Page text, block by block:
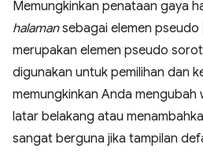
Memungkinkan penataan gaya
halamansebagai elemen pseudo
merupakan elemen pseudo
digunakan untuk pemilihan dan
memungkinkan Anda
latar belakang atau
sangat berguna jika tampilan